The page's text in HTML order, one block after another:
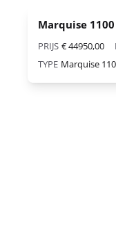
Marquise 1100
PRIJS € 44950,00
TYPE Marquise